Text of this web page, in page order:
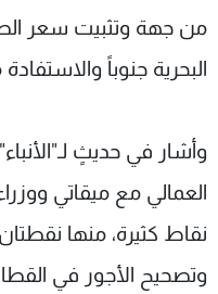
من جهة وتثبيت سعر
البحرية جنوباً
وأشار في حديثٍ
العمالي مع ميقاتي
نقاط كثيرة، منها
وتصحيح الأجور في